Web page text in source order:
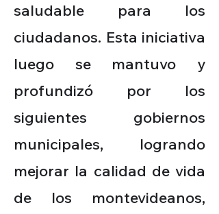
saludable para los
ciudadanos. Esta iniciativa
luego se mantuvo y
profundizó por los
siguientes gobiernos
municipales, logrando
mejorar la calidad de vida
de los montevideanos,